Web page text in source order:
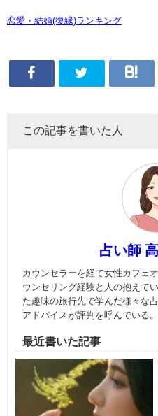
恋愛・結婚(復縁)ランキング
この記事を書いた人
占い師
カウンセラーを経て女性カフェ
ウンセリング経験と人の抱えて
た趣味の旅行先で学んだ様々な
アドバイスが評判を呼んでいる。
最近書いた記事